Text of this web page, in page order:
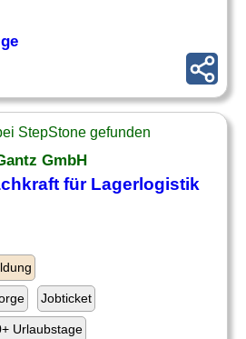
StepStone gefunden
GmbH
für Lagerlogistik
Jobticket
Urlaubstage